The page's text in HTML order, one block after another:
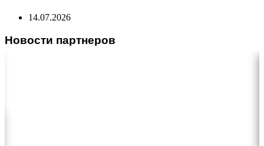
14.07.2026
Новости партнеров